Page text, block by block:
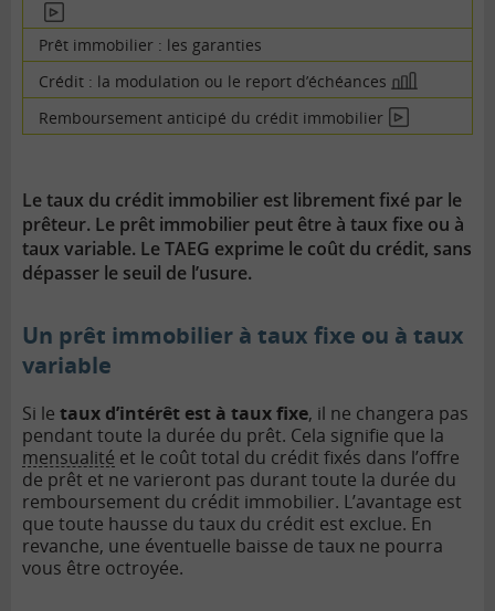
En
vidéo
Prêt immobilier : les garanties
Crédit : la modulation ou le report d’échéances En
image
Remboursement anticipé du crédit immobilierEn
Le taux du crédit immobilier est librement fixé par le
prêteur. Le prêt immobilier peut être à taux fixe ou à
taux variable. Le TAEG exprime le coût du crédit, sans
dépasser le seuil de l’usure.
Un prêt immobilier à taux fixe ou à taux
variable
Si le taux d’intérêt est à taux fixe, il ne changera pas
pendant toute la durée du prêt. Cela signifie que la
mensualité et le coût total du crédit fixés dans l’offre
de prêt et ne varieront pas durant toute la durée du
remboursement du crédit immobilier. L’avantage est
que toute hausse du taux du crédit est exclue. En
revanche, une éventuelle baisse de taux ne pourra
vous être octroyée.